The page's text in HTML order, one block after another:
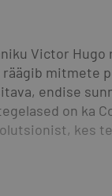
Victor
mitmete
endise
on ka
kes